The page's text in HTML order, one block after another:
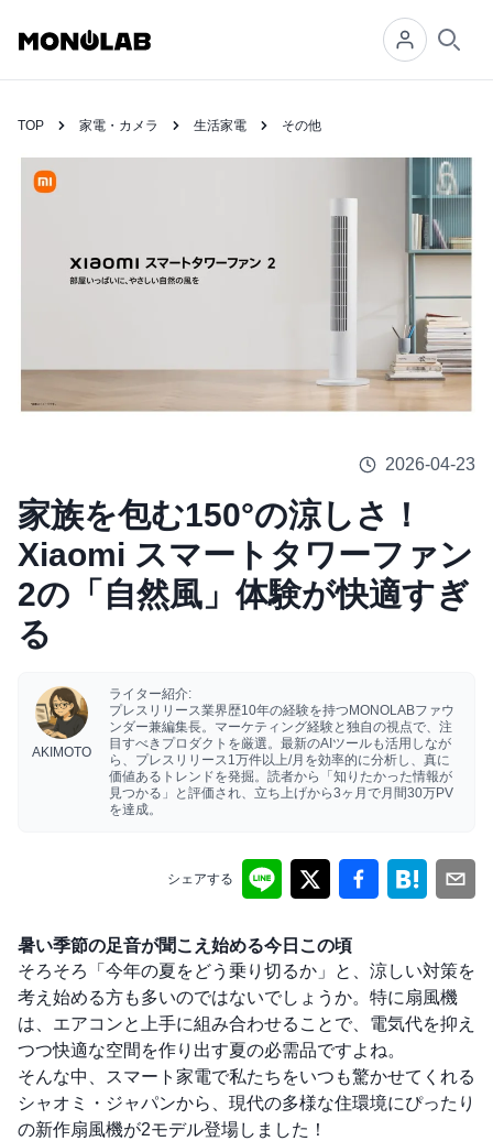
TOP 家電・カメラ 生活家電 その他
2026-04-23
家族を包む150°の涼しさ！
Xiaomi スマートタワーファン
2の「自然風」体験が快適すぎ
る
AKIMOTO
ライター紹介:
プレスリリース業界歴10年の経験を持つMONOLABファウ
ンダー兼編集長。マーケティング経験と独自の視点で、注
目すべきプロダクトを厳選。最新のAIツールも活用しなが
ら、プレスリリース1万件以上/月を効率的に分析し、真に
価値あるトレンドを発掘。読者から「知りたかった情報が
見つかる」と評価され、立ち上げから3ヶ月で月間30万PV
を達成。
シェアする
暑い季節の足音が聞こえ始める今日この頃
そろそろ「今年の夏をどう乗り切るか」と、涼しい対策を
考え始める方も多いのではないでしょうか。特に扇風機
は、エアコンと上手に組み合わせることで、電気代を抑え
つつ快適な空間を作り出す夏の必需品ですよね。
そんな中、スマート家電で私たちをいつも驚かせてくれる
シャオミ・ジャパンから、現代の多様な住環境にぴったり
の新作扇風機が2モデル登場しました！